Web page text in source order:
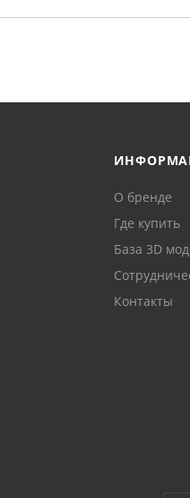
О бренде
Где купить
База 3D
Контакты